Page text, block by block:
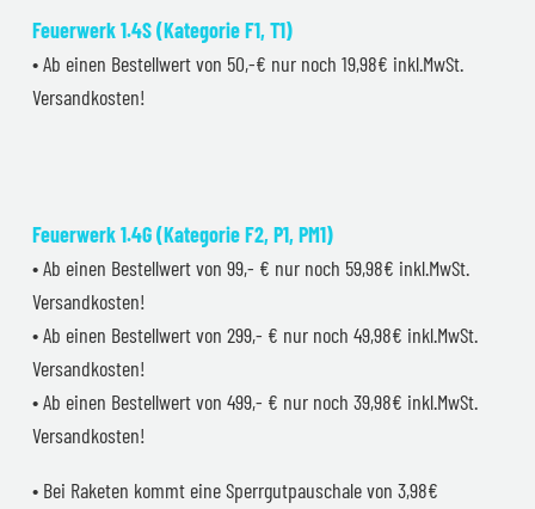
Feuerwerk 1.4S (Kategorie F1, T1)
• Ab einen Bestellwert von 50,-€ nur noch 19,98€ inkl.MwSt.
Versandkosten!
Feuerwerk 1.4G (Kategorie F2, P1, PM1)
• Ab einen Bestellwert von 99,- € nur noch 59,98€ inkl.MwSt.
Versandkosten!
• Ab einen Bestellwert von 299,- € nur noch 49,98€ inkl.MwSt.
Versandkosten!
• Ab einen Bestellwert von 499,- € nur noch 39,98€ inkl.MwSt.
Versandkosten!
• Bei Raketen kommt eine Sperrgutpauschale von 3,98€